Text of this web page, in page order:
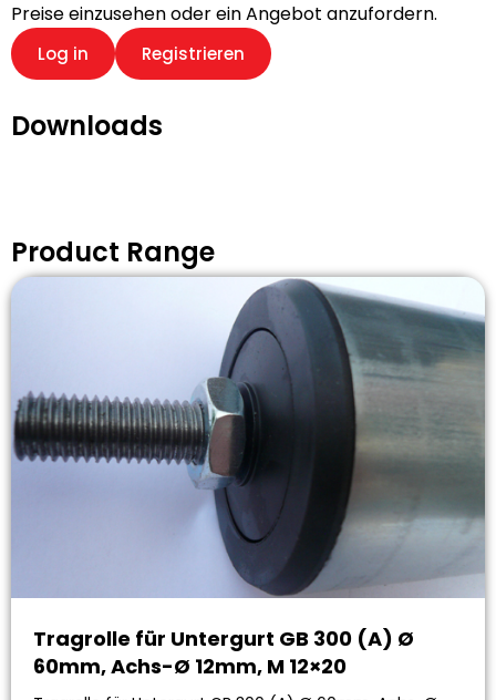
Preise einzusehen oder ein Angebot anzufordern.
Log in Registrieren
Downloads
Product Range
Tragrolle für Untergurt GB 300 (A) Ø
60mm, Achs-Ø 12mm, M 12×20